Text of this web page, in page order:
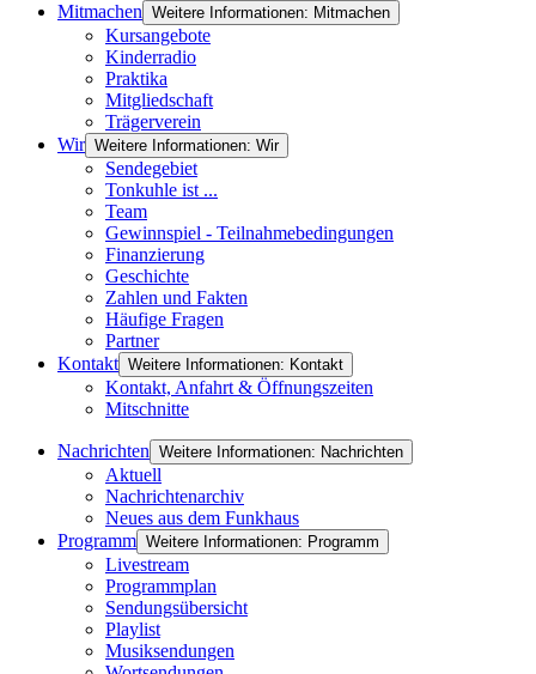
Mitmachen Weitere Informationen: Mitmachen
Kursangebote
Kinderradio
Praktika
Mitgliedschaft
Trägerverein
Wir Weitere Informationen: Wir
Sendegebiet
Tonkuhle ist ...
Team
Gewinnspiel - Teilnahmebedingungen
Finanzierung
Geschichte
Zahlen und Fakten
Häufige Fragen
Partner
Kontakt Weitere Informationen: Kontakt
Kontakt, Anfahrt & Öffnungszeiten
Mitschnitte
Nachrichten Weitere Informationen: Nachrichten
Aktuell
Nachrichtenarchiv
Neues aus dem Funkhaus
Programm Weitere Informationen: Programm
Livestream
Programmplan
Sendungsübersicht
Playlist
Musiksendungen